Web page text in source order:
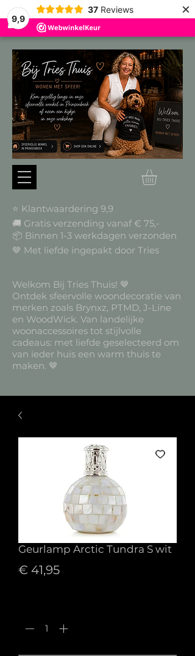
9,9
37 Reviews ×
⭐ Klantwaardering 9,9
🚚 Gratis verzending vanaf € 75,-
📦 Binnen 1-3 werkdagen verzonden
🤎 Met liefde ingepakt door Tries
Welkom Bij Tries Thuis! 🤎
Ontdek sfeervolle woondecoratie van
merken zoals Brynxz, PTMD, J-Line
en WoodWick. Van landelijke
woonaccessoires tot stijlvolle
cadeaus: met liefde geselecteerd om
van ieder huis een warm thuis te
maken. 🤎
Geurlamp Arctic Tundra S wit
€ 41,95Prijs